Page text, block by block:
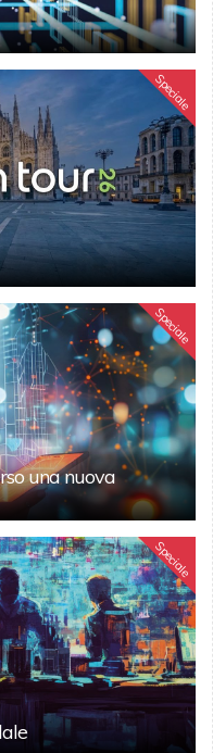
Speciale
Speciale
una nuova
Speciale